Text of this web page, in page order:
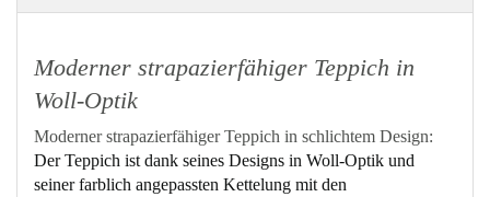
Moderner strapazierfähiger Teppich in
Woll-Optik
Moderner strapazierfähiger Teppich in schlichtem Design:
Der Teppich ist dank seines Designs in Woll-Optik und
seiner farblich angepassten Kettelung mit den